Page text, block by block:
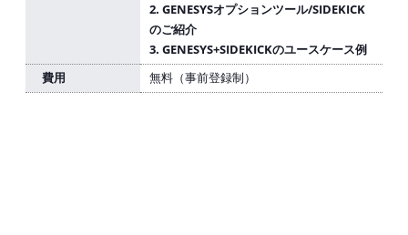
2. GENESYSオプションツール/SIDEKICK
のご紹介
3. GENESYS+SIDEKICKのユースケース例
費用
無料（事前登録制）